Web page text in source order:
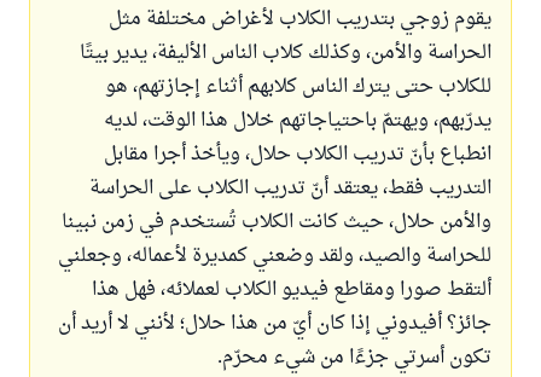
يقوم زوجي بتدريب الكلاب لأغراض مختلفة مثل
الحراسة والأمن، وكذلك كلاب الناس الأليفة، يدير بيتًا
للكلاب حتى يترك الناس كلابهم أثناء إجازتهم، هو
يدرّبهم، ويهتمّ باحتياجاتهم خلال هذا الوقت، لديه
انطباع بأنّ تدريب الكلاب حلال، ويأخذ أجرا مقابل
التدريب فقط، يعتقد أنّ تدريب الكلاب على الحراسة
والأمن حلال، حيث كانت الكلاب تُستخدم في زمن نبينا
للحراسة والصيد، ولقد وضعني كمديرة لأعماله، وجعلني
ألتقط صورا ومقاطع فيديو الكلاب لعملائه، فهل هذا
جائز؟ أفيدوني إذا كان أيّ من هذا حلال؛ لأنني لا أريد أن
تكون أسرتي جزءًا من شيء محرّم.